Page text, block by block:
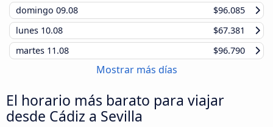
domingo 09.08
$96.085
lunes 10.08
$67.381
martes 11.08 $96.790
Mostrar más días
El horario más barato para viajar
desde Cádiz a Sevilla